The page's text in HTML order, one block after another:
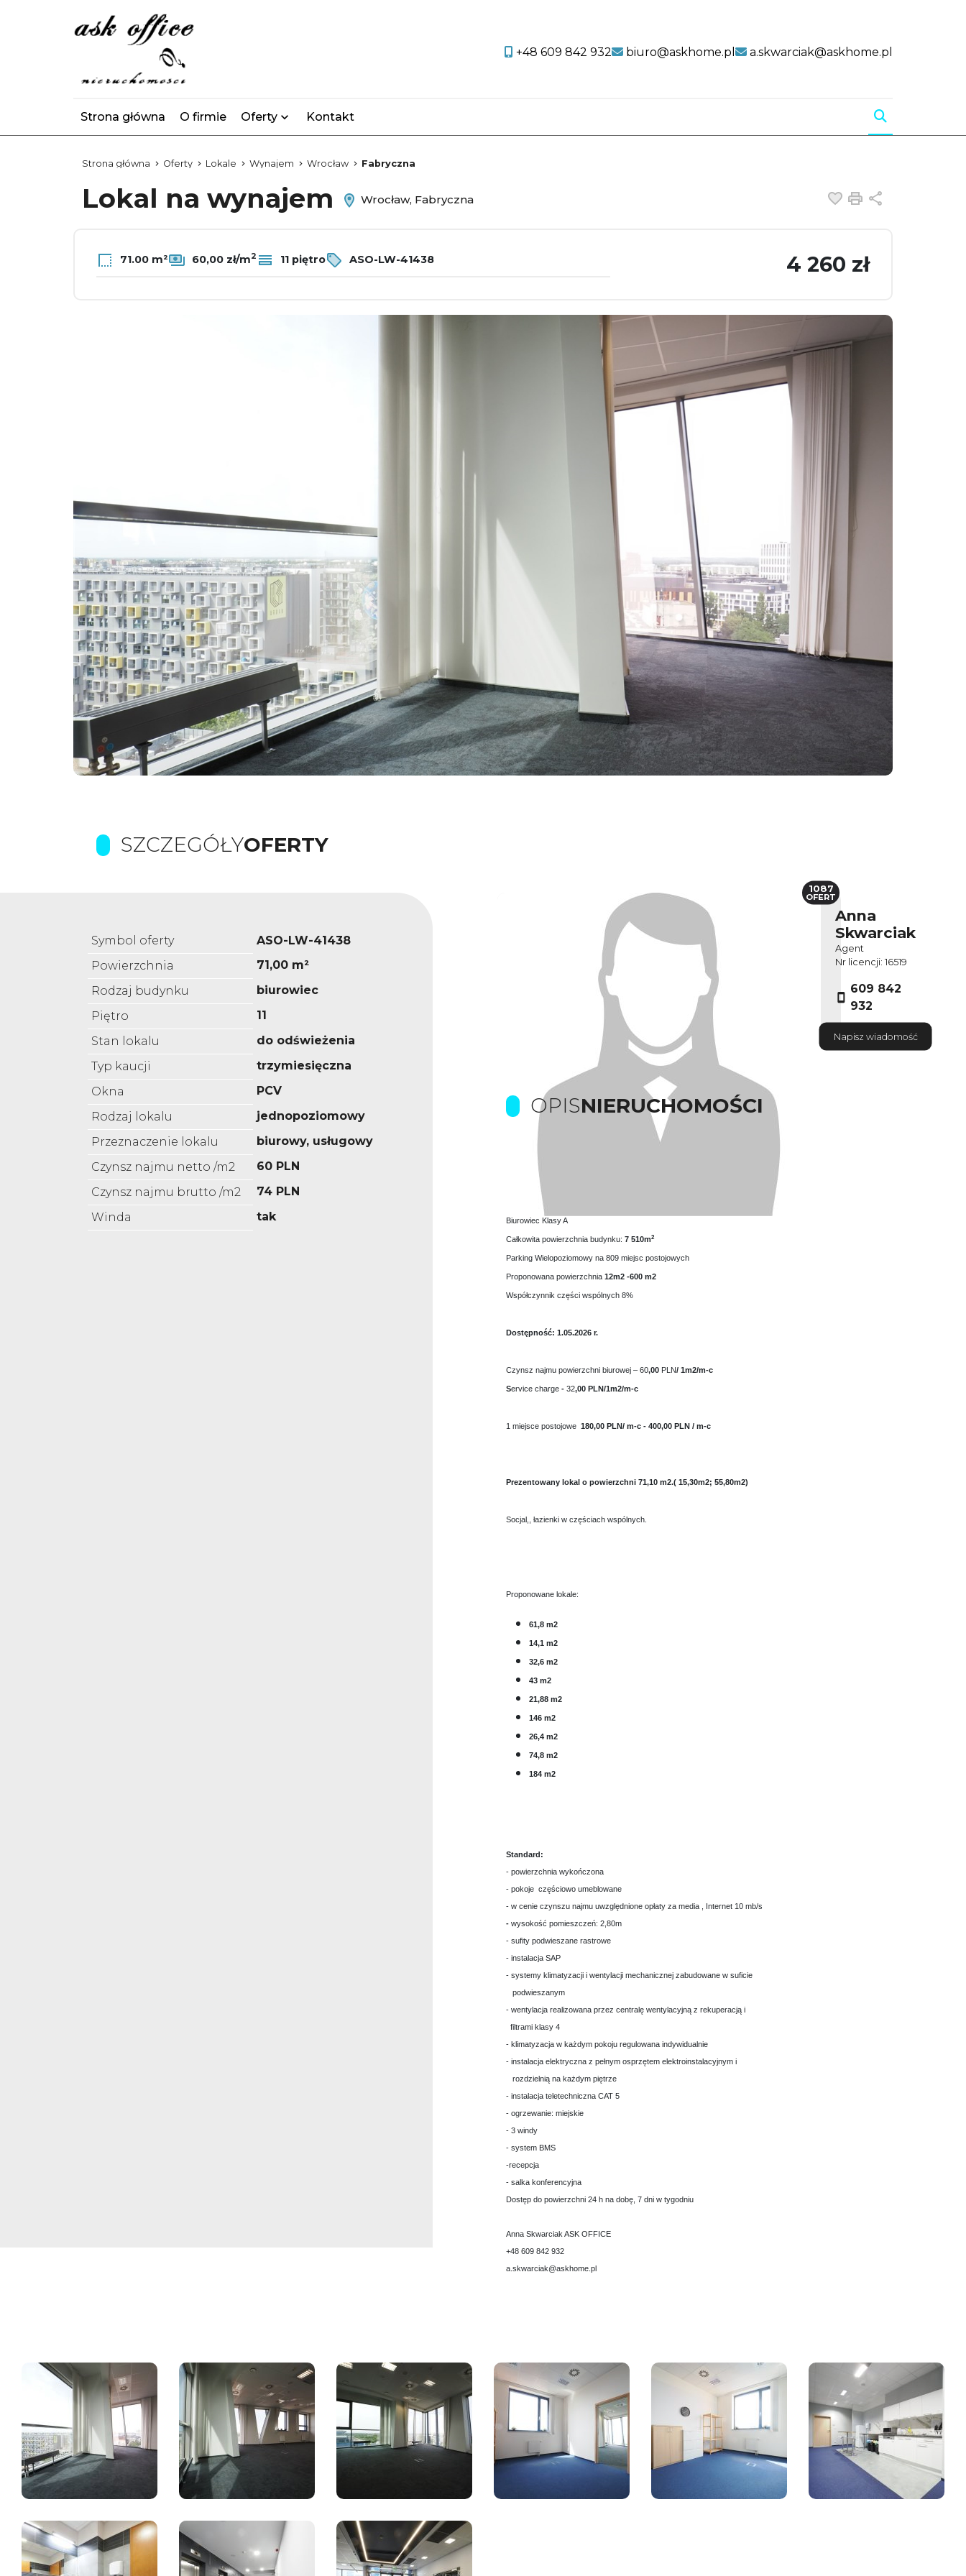
+48 609 842 932 biuro@askhome.pl a.skwarciak@askhome.pl
Strona główna O firmie Oferty Kontakt
Strona główna Oferty Lokale Wynajem Wrocław Fabryczna
Lokal na wynajem Wrocław, Fabryczna Dodaj do
Drukuj
71.00 m² 60,00 zł/m2 11 piętro ASO-LW-41438 4 260 zł
SZCZEGÓŁYOFERTY
Symbol oferty
ASO-LW-41438
Powierzchnia
71,00 m²
Rodzaj budynku
biurowiec
Piętro
11
Stan lokalu
do odświeżenia
Typ kaucji
trzymiesięczna
Okna
PCV
Rodzaj lokalu
jednopoziomowy
Przeznaczenie lokalu
biurowy, usługowy
Czynsz najmu netto /m2
60 PLN
Czynsz najmu brutto /m2
74 PLN
Winda
tak
Anna
Skwarciak
Agent
Nr licencji: 16519
609 842
932
Napisz wiadomość
1087
OFERT
OPISNIERUCHOMOŚCI
Prowizje pokrywa Właściciel nieruchomosci
Kompleks biurowy usytuowany jest w zachodniej części Wrocławia.
Biurowiec Klasy A
Całkowita powierzchnia budynku: 7 510m2
Parking Wielopoziomowy na 809 miejsc postojowych
Proponowana powierzchnia 12m2 -600 m2
Współczynnik części wspólnych 8%
Dostępność: 1.05.2026 r.
Czynsz najmu powierzchni biurowej – 60,00 PLN/ 1m2/m-c
Service charge - 32,00 PLN/1m2/m-c
1 miejsce postojowe 180,00 PLN/ m-c - 400,00 PLN / m-c
Prezentowany lokal o powierzchni 71,10 m2.( 15,30m2; 55,80m2)
Socjal,, łazienki w częściach wspólnych.
Proponowane lokale:
61,8 m2
14,1 m2
32,6 m2
43 m2
21,88 m2
146 m2
26,4 m2
74,8 m2
184 m2
Standard:
- powierzchnia wykończona
- pokoje częściowo umeblowane
- w cenie czynszu najmu uwzględnione opłaty za media , Internet 10 mb/s
- wysokość pomieszczeń: 2,80m
- sufity podwieszane rastrowe
- instalacja SAP
- systemy klimatyzacji i wentylacji mechanicznej zabudowane w suficie
podwieszanym
- wentylacja realizowana przez centralę wentylacyjną z rekuperacją i
filtrami klasy 4
- klimatyzacja w każdym pokoju regulowana indywidualnie
- instalacja elektryczna z pełnym osprzętem elektroinstalacyjnym i
rozdzielnią na każdym piętrze
- instalacja teletechniczna CAT 5
- ogrzewanie: miejskie
- 3 windy
- system BMS
-recepcja
- salka konferencyjna
Dostęp do powierzchni 24 h na dobę, 7 dni w tygodniu
Anna Skwarciak ASK OFFICE
+48 609 842 932
a.skwarciak@askhome.pl